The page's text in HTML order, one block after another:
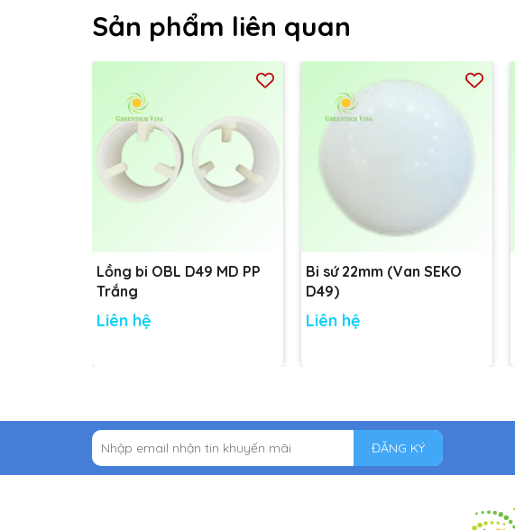
Sản phẩm liên quan
Lồng bi OBL D49 MD PP
Trắng
Liên hệ
Bi sứ 22mm (Van SEKO
D49)
Liên hệ
ĐĂNG KÝ